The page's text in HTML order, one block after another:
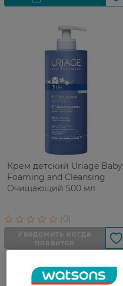
Крем детский Uriage Baby
Foaming and Cleansing
Очищающий 500 мл